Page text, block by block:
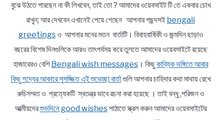
বুঝে উঠতে পারছেন না কী লিখবেন, তাই তো ? আমাদের ওয়েবসাইট টি তে একবার চোখ
রাখুন; আর দেখবেন এখানেই পেয়ে গেছেন আপনার পছন্দসই bengali
greetingsও আপনার মনের মতন বার্তাটি। বিবাহবার্ষিকী ও জন্মদিন ছাড়াও
বছরের বিশেষ দিনগুলিকে আরও তাৎপর্যময় করে তুলতে আমাদের ওয়েবসাইটে রয়েছে
হাজারেরও বেশিBengali wish messages। কিছুকাব্যিক ভঙ্গিতে আবার
কিছু গদ্যের আকারে সুসজ্জিত এই শুভেচ্ছা বার্তাগুলি আপনার চাহিদার কথা মাথায় রেখে
রুচিসম্মত ও প্রত্যেকটি স্বতন্ত্র ভাবে রচনা করা হয়েছে । তাই বন্ধু ,পরিজন ও
আত্মীয়দেরশুভদিনে good wishesপাঠাতে স্ক্রল করুন আমাদের ওয়েবসাইটের